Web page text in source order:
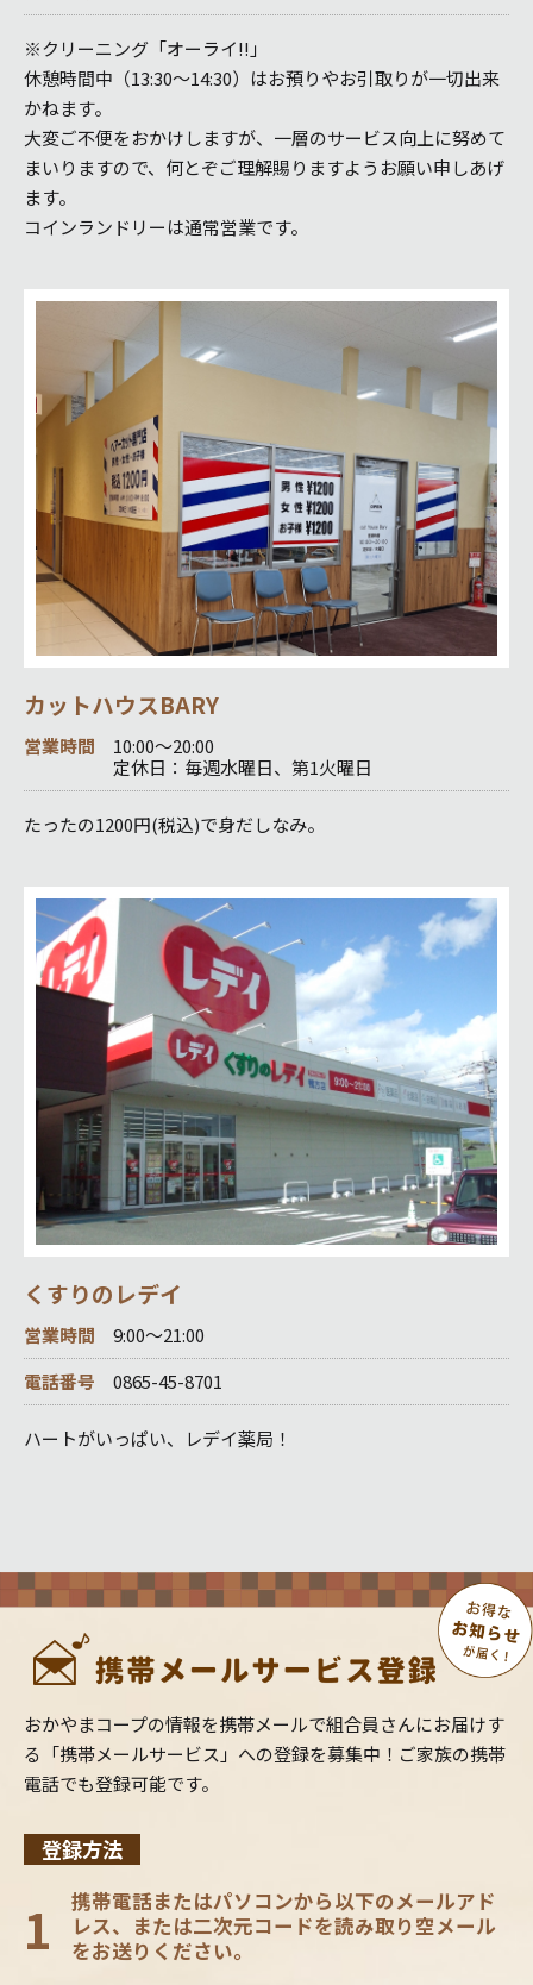
※クリーニング「オーライ!!」
休憩時間中（13:30～14:30）はお預りやお引取りが一切出来
かねます。
大変ご不便をおかけしますが、一層のサービス向上に努めて
まいりますので、何とぞご理解賜りますようお願い申しあげ
ます。
コインランドリーは通常営業です。
カットハウスBARY
営業時間
10:00～20:00
定休日：毎週水曜日、第1火曜日
たったの1200円(税込)で身だしなみ。
くすりのレデイ
営業時間
9:00～21:00
電話番号
0865-45-8701
ハートがいっぱい、レデイ薬局！
おかやまコープの情報を携帯メールで組合員さんにお届けす
る「携帯メールサービス」への登録を募集中！ご家族の携帯
電話でも登録可能です。
登録方法
1
携帯電話またはパソコンから以下のメールアド
レス、または二次元コードを読み取り空メール
をお送りください。